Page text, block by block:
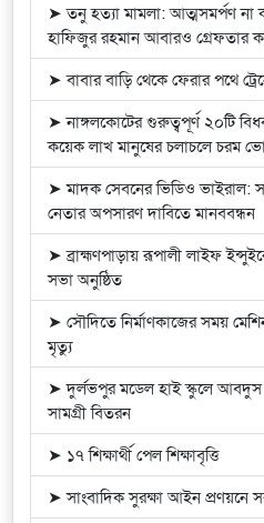
➤ তনু হত্যা মামলা: আত্মসমর্পণ না
হাফিজুর রহমান আবারও গ্রেফতার
➤ বাবার বাড়ি থেকে ফেরার পথে
➤ নাঙ্গলকোটের গুরুত্বপূর্ণ ২০টি
কয়েক লাখ মানুষের চলাচলে চরম
➤ মাদক সেবনের ভিডিও ভাইরাল:
নেতার অপসারণ দাবিতে মানববন্ধন
➤ ব্রাহ্মণপাড়ায় রূপালী লাইফ
সভা অনুষ্ঠিত
➤ সৌদিতে নির্মাণকাজের সময়
মৃত্যু
➤ দুর্লভপুর মডেল হাই স্কুলে আবদুস
সামগ্রী বিতরন
➤ ১৭ শিক্ষার্থী পেল শিক্ষাবৃত্তি
➤ সাংবাদিক সুরক্ষা আইন প্রণয়নে